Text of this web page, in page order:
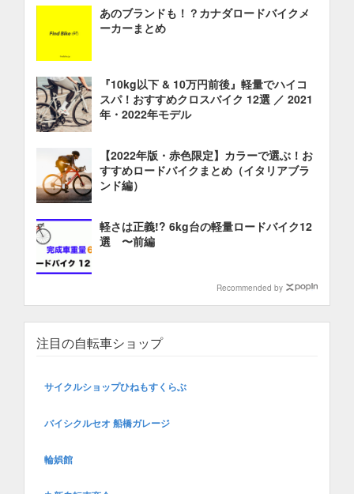
あのブランドも！？カナダロードバイクメ
ーカーまとめ
『10kg以下 & 10万円前後』軽量でハイコ
スパ！おすすめクロスバイク 12選 ／ 2021
年・2022年モデル
【2022年版・赤色限定】カラーで選ぶ！お
すすめロードバイクまとめ（イタリアブラ
ンド編）
軽さは正義!? 6kg台の軽量ロードバイク12
選 〜前編
Recommended by
注目の自転車ショップ
サイクルショップひねもすくらぶ
バイシクルセオ 船橋ガレージ
輪娯館